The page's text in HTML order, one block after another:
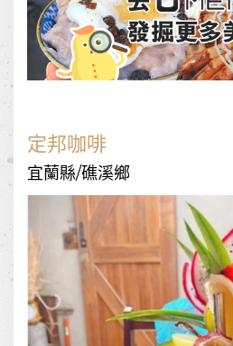
定邦咖啡
宜蘭縣/礁溪鄉